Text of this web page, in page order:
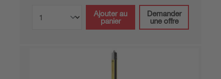
Ajouter au
panier
Demander
une offre